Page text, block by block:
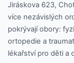
Jiráskova 623,
více nezávislých
pokrývají obory:
ortopedie a
lékařství pro děti a